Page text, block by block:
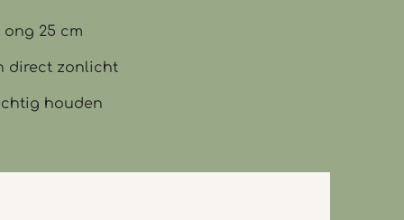
ong 25 cm
direct zonlicht
houden